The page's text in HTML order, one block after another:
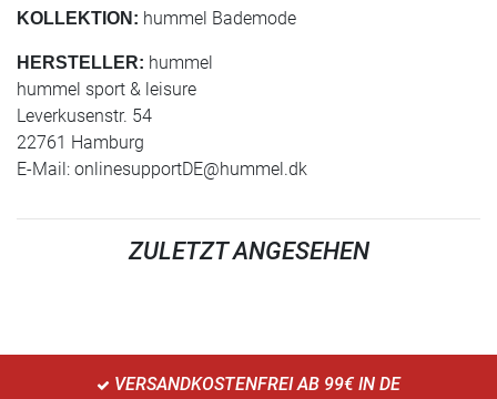
KOLLEKTION: hummel Bademode
HERSTELLER: hummel
hummel sport & leisure
Leverkusenstr. 54
22761 Hamburg
E-Mail: onlinesupportDE@hummel.dk
ZULETZT ANGESEHEN
VERSANDKOSTENFREI AB 99€ IN DE